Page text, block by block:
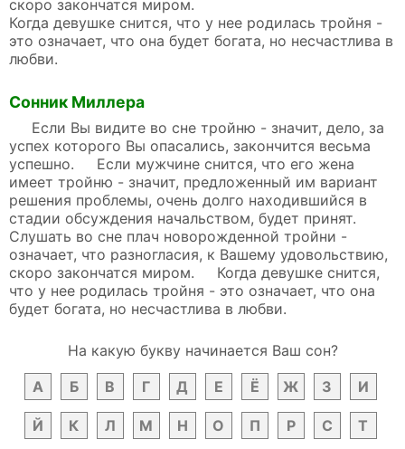
скоро закончатся миром.
Когда девушке снится, что у нее родилась тройня -
это означает, что она будет богата, но несчастлива в
любви.
Сонник Миллера
Если Вы видите во сне тройню - значит, дело, за
успех которого Вы опасались, закончится весьма
успешно. Если мужчине снится, что его жена
имеет тройню - значит, предложенный им вариант
решения проблемы, очень долго находившийся в
стадии обсуждения начальством, будет принят.
Слушать во сне плач новорожденной тройни -
означает, что разногласия, к Вашему удовольствию,
скоро закончатся миром. Когда девушке снится,
что у нее родилась тройня - это означает, что она
будет богата, но несчастлива в любви.
На какую букву начинается Ваш сон?
А
Б В Г Д Е Ё Ж З И
Й К Л М Н О П Р С Т